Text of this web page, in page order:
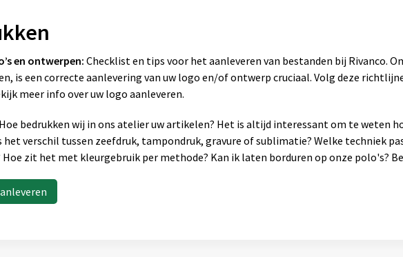
en ontwerpen: Checklist en tips voor het aanleveren van bestanden bij Rivanco.
is een correcte aanlevering van uw logo en/of ontwerp cruciaal. Volg deze
meer info over uw logo aanleveren.
Hoe bedrukken wij in ons atelier uw artikelen? Het is altijd interessant om te weten
verschil tussen zeefdruk, tampondruk, gravure of sublimatie? Welke techniek
zit het met kleurgebruik per methode? Kan ik laten borduren op onze polo's?